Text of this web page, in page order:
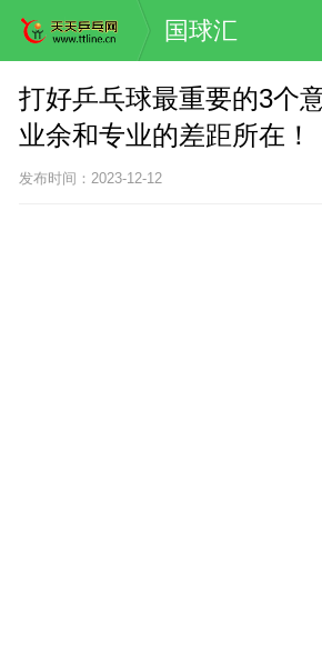
国球汇
打好乒乓球最重要的3个
业余和专业的差距所在！
发布时间：2023-12-12